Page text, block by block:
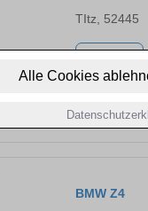
Alle Cookies
TItz, 52445
BMW Z4